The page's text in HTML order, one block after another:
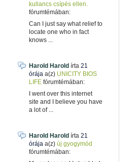
kullancs csípés ellen.
fórumtémában:
Can I just say what relief to
locate one who in fact
knows ...
Harold Harold írta 21
órája a(z) UNICITY BIOS
LIFE fórumtémában:
I went over this internet
site and I believe you have
a lot of ...
Harold Harold írta 21
órája a(z) új gyogymód
fórumtémában: